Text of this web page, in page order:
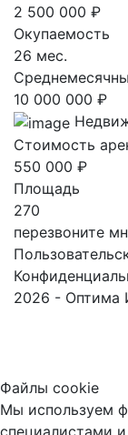
2 500 000 ₽
Окупаемость
26 мес.
10 000 000 ₽
Стоимость
550 000 ₽
Площадь
270
перезвоните
2026 - Оптима
Файлы cookie
Мы используем
специалистами